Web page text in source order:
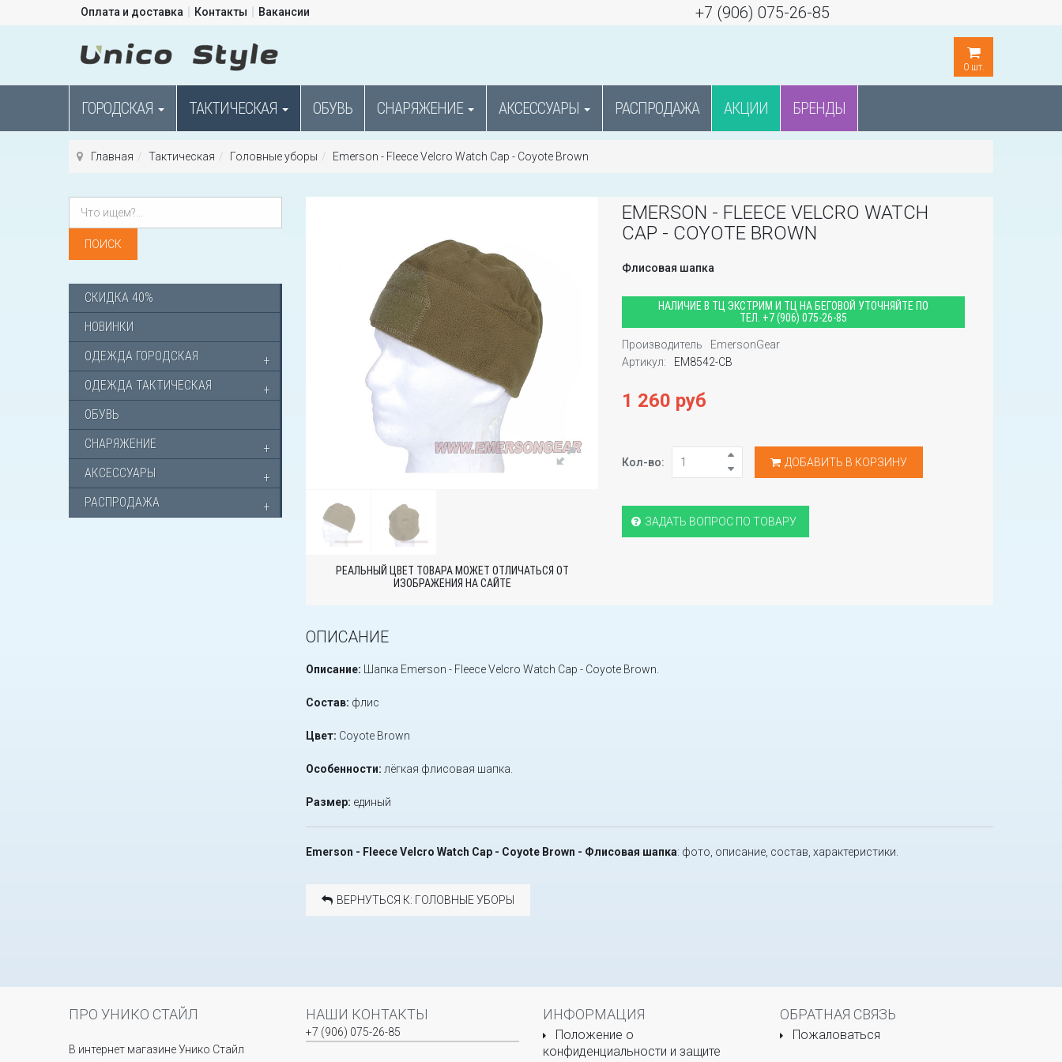
Оплата и доставка Контакты Вакансии +7 (906) 075-26-85
0шт.
ГОРОДСКАЯ ТАКТИЧЕСКАЯ ОБУВЬ СНАРЯЖЕНИЕ АКСЕССУАРЫ РАСПРОДАЖА АКЦИИ БРЕНДЫ
Главная Тактическая Головные уборы Emerson - Fleece Velcro Watch Cap - Coyote Brown
РЕАЛЬНЫЙ ЦВЕТ ТОВАРА МОЖЕТ ОТЛИЧАТЬСЯ ОТ
ИЗОБРАЖЕНИЯ НА САЙТЕ
EMERSON - FLEECE VELCRO WATCH
CAP - COYOTE BROWN
Флисовая шапка
НАЛИЧИЕ В ТЦ ЭКСТРИМ И ТЦ НА БЕГОВОЙ УТОЧНЯЙТЕ ПО
ТЕЛ. +7 (906) 075-26-85
Производитель
EmersonGear
Артикул:
EM8542-CB
1 260 руб
Кол-во: ДОБАВИТЬ В КОРЗИНУ
ЗАДАТЬ ВОПРОС ПО ТОВАРУ
ОПИСАНИЕ
Описание: Шапка Emerson - Fleece Velcro Watch Cap - Coyote Brown.
Состав: флис
Цвет: Coyote Brown
Особенности: лёгкая флисовая шапка.
Размер: единый
Emerson - Fleece Velcro Watch Cap - Coyote Brown - Флисовая шапка: фото, описание, состав, характеристики.
ВЕРНУТЬСЯ К: ГОЛОВНЫЕ УБОРЫ
СКИДКА 40%
НОВИНКИ
ОДЕЖДА ГОРОДСКАЯ
ОДЕЖДА ТАКТИЧЕСКАЯ
ОБУВЬ
СНАРЯЖЕНИЕ
АКСЕССУАРЫ
РАСПРОДАЖА
ПРО УНИКО СТАЙЛ
В интернет магазине Унико Стайл
НАШИ КОНТАКТЫ
+7 (906) 075-26-85
ИНФОРМАЦИЯ
Положение о
конфиденциальности и защите
ОБРАТНАЯ СВЯЗЬ
Пожаловаться